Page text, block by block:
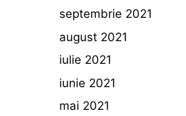
septembrie 2021
august 2021
iulie 2021
iunie 2021
mai 2021